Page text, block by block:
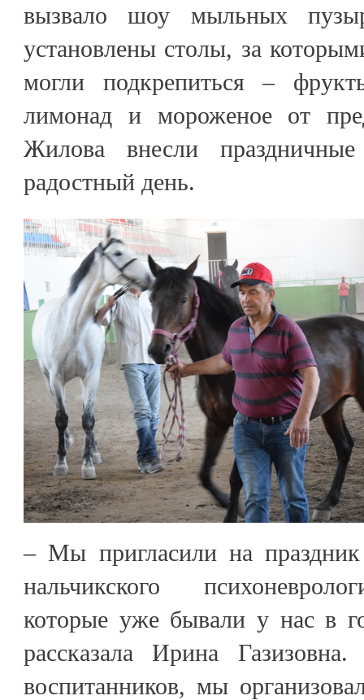
вызвало шоу мыльных
установлены столы, за
могли подкрепиться –
лимонад и мороженое от
Жилова внесли
радостный день.
– Мы пригласили на
нальчикского
которые уже бывали у нас в
рассказала Ирина
воспитанников, мы